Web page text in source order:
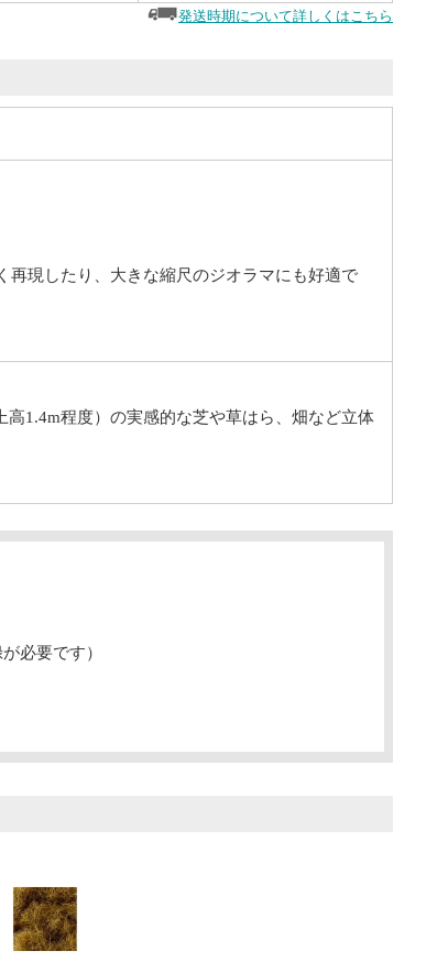
発送時期について詳しくはこちら
現したり、大きな縮尺のジオラマにも好適で
1.4m程度）の実感的な芝や草はら、畑など立体
必要です）